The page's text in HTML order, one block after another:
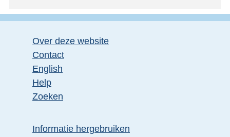
Over deze website
Contact
English
Help
Zoeken
Informatie hergebruiken